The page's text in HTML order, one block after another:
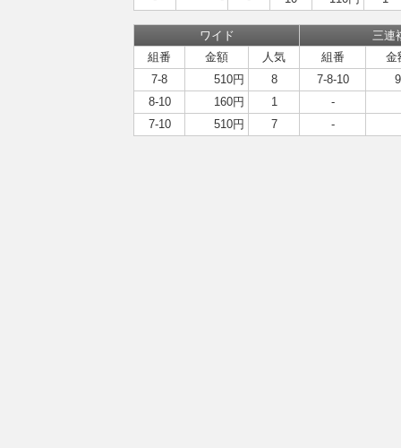
ワイド
三連
組番
金額 人気 組番
金
7-8
510円 8 7-8-10
8-10
160円 1
-
7-10
510円 7 -